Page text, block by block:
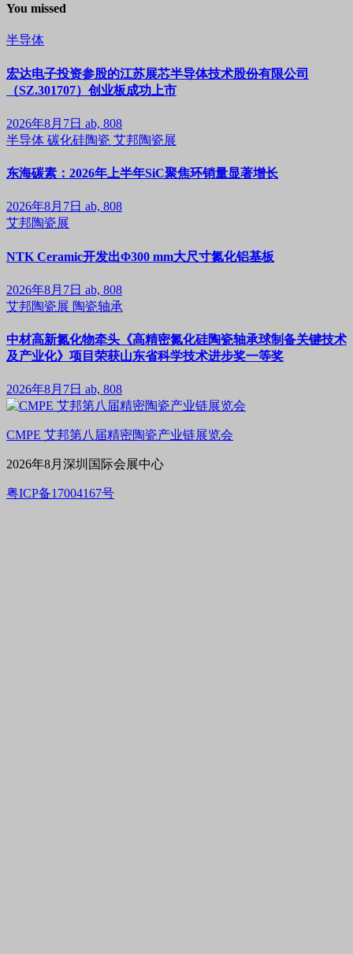
You missed
半导体
宏达电子投资参股的江苏展芯半导体技术股份有限公司
（SZ.301707）创业板成功上市
2026年8月7日 ab, 808
半导体 碳化硅陶瓷 艾邦陶瓷展
东海碳素：2026年上半年SiC聚焦环销量显著增长
2026年8月7日 ab, 808
艾邦陶瓷展
NTK Ceramic开发出Φ300 mm大尺寸氮化铝基板
2026年8月7日 ab, 808
艾邦陶瓷展 陶瓷轴承
中材高新氮化物牵头《高精密氮化硅陶瓷轴承球制备关键技术
及产业化》项目荣获山东省科学技术进步奖一等奖
2026年8月7日 ab, 808
CMPE 艾邦第八届精密陶瓷产业链展览会
2026年8月深圳国际会展中心
粤ICP备17004167号